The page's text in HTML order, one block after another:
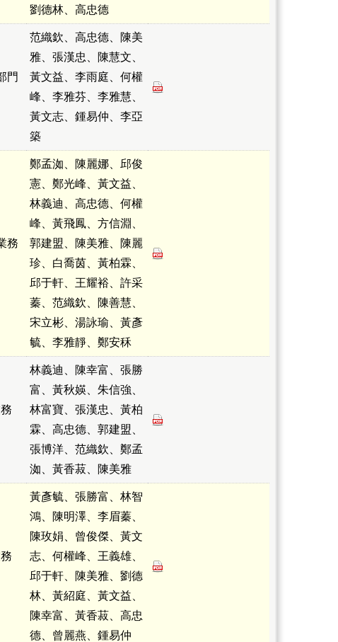
劉德林、高忠德
門
范織欽、高忠德、陳美
雅、張漢忠、陳慧文、
黃文益、李雨庭、何權
峰、李雅芬、李雅慧、
黃文志、鍾易仲、李亞
築
務
鄭孟洳、陳麗娜、邱俊
憲、鄭光峰、黃文益、
林義迪、高忠德、何權
峰、黃飛鳳、方信淵、
郭建盟、陳美雅、陳麗
珍、白喬茵、黃柏霖、
邱于軒、王耀裕、許采
蓁、范織欽、陳善慧、
宋立彬、湯詠瑜、黃彥
毓、李雅靜、鄭安秝
林義迪、陳幸富、張勝
富、黃秋媖、朱信強、
林富寶、張漢忠、黃柏
霖、高忠德、郭建盟、
張博洋、范織欽、鄭孟
洳、黃香菽、陳美雅
黃彥毓、張勝富、林智
鴻、陳明澤、李眉蓁、
陳玫娟、曾俊傑、黃文
志、何權峰、王義雄、
邱于軒、陳美雅、劉德
林、黃紹庭、黃文益、
陳幸富、黃香菽、高忠
德、曾麗燕、鍾易仲